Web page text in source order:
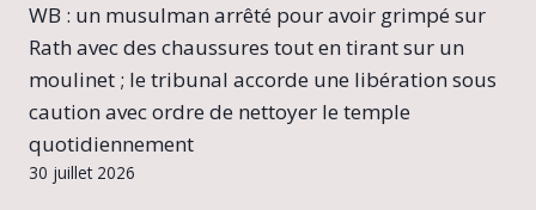
WB : un musulman arrêté pour avoir grimpé sur
Rath avec des chaussures tout en tirant sur un
moulinet ; le tribunal accorde une libération sous
caution avec ordre de nettoyer le temple
quotidiennement
30 juillet 2026